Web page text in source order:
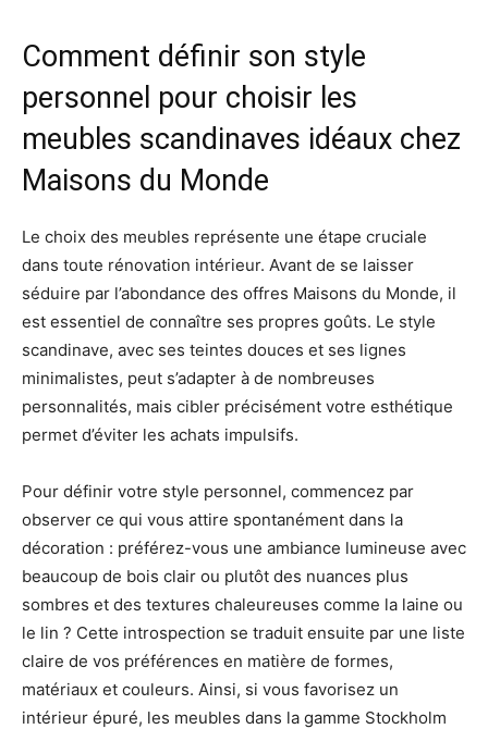
Comment définir son style
personnel pour choisir les
meubles scandinaves idéaux chez
Maisons du Monde
Le choix des meubles représente une étape cruciale
dans toute rénovation intérieur. Avant de se laisser
séduire par l’abondance des offres Maisons du Monde, il
est essentiel de connaître ses propres goûts. Le style
scandinave, avec ses teintes douces et ses lignes
minimalistes, peut s’adapter à de nombreuses
personnalités, mais cibler précisément votre esthétique
permet d’éviter les achats impulsifs.
Pour définir votre style personnel, commencez par
observer ce qui vous attire spontanément dans la
décoration : préférez-vous une ambiance lumineuse avec
beaucoup de bois clair ou plutôt des nuances plus
sombres et des textures chaleureuses comme la laine ou
le lin ? Cette introspection se traduit ensuite par une liste
claire de vos préférences en matière de formes,
matériaux et couleurs. Ainsi, si vous favorisez un
intérieur épuré, les meubles dans la gamme Stockholm